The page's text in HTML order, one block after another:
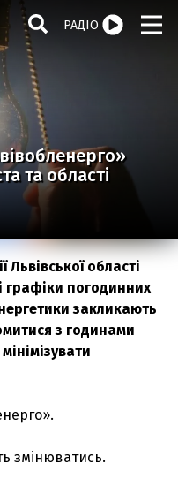
РАДІО
та області
Львівської області
графіки погодинних
закликають
з годинами
змінюватись.